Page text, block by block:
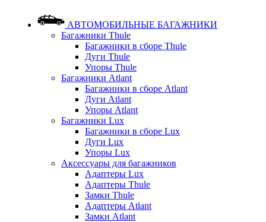
АВТОМОБИЛЬНЫЕ БАГАЖНИКИ
Багажники Thule
Багажники в сборе Thule
Дуги Thule
Упоры Thule
Багажники Atlant
Багажники в сборе Atlant
Дуги Atlant
Упоры Atlant
Багажники Lux
Багажники в сборе Lux
Дуги Lux
Упоры Lux
Аксессуары для багажников
Адаптеры Lux
Адаптеры Thule
Замки Thule
Адаптеры Atlant
Замки Atlant